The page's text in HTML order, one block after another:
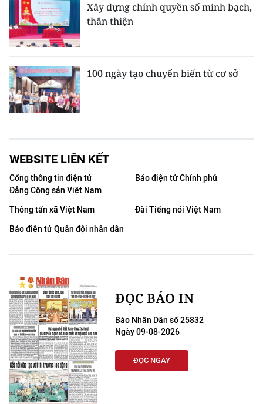
Xây dựng chính quyền số minh bạch,
thân thiện
100 ngày tạo chuyển biến từ cơ sở
WEBSITE LIÊN KẾT
Cổng thông tin điện tử
Đảng Cộng sản Việt Nam
Báo điện tử Chính phủ
Thông tấn xã Việt Nam
Đài Tiếng nói Việt Nam
Báo điện tử Quân đội nhân dân
ĐỌC BÁO IN
Báo Nhân Dân số 25832
Ngày 09-08-2026
ĐỌC NGAY